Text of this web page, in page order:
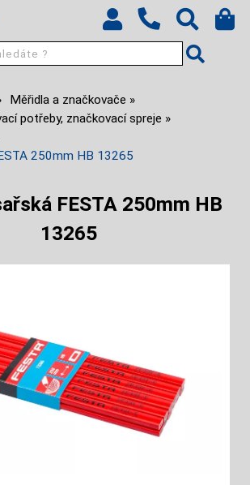
Měřidla a značkovače
potřeby, značkovací spreje
250mm HB 13265
FESTA 250mm HB
13265